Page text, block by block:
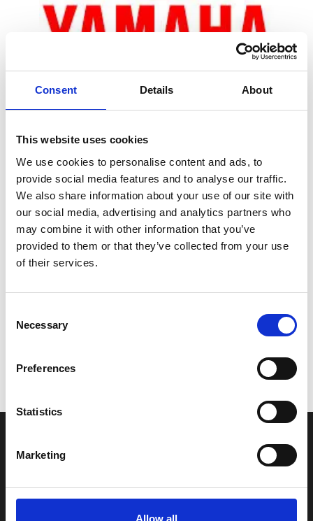
Consent Details About
This website uses cookies
We use cookies to personalise content and ads, to
provide social media features and to analyse our traffic.
We also share information about your use of our site with
our social media, advertising and analytics partners who
may combine it with other information that you’ve
provided to them or that they’ve collected from your use
of their services.
Selection
Necessary
Preferences
Statistics
Marketing
Allow all
Leveringstid er 5-6 dag(e)
Model/varenr.: 5BM271110100
1.756,69 DKK
Læg i kurv
Vi oplever i øjeblikket store og hyppige prisændringer i markedet.
Derfor kan der i enkelte tilfælde være produkter, som ikke kan
INFORMATIONER
Fragt og levering